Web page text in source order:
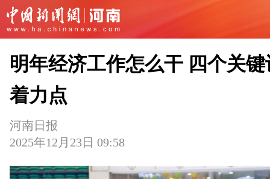
明年经济工作怎么干 四个关
着力点
河南日报
2025年12月23日 09:58